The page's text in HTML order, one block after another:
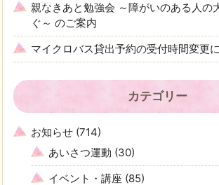
親なきあと勉強会 ～障がいのある人の
ぐ～ のご案内
マイクロバス貸出予約の受付時間変更
カテゴリー
お知らせ (714)
あいさつ運動 (30)
イベント・講座 (85)